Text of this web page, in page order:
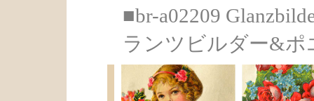
■br-a02209
ランツビルダー&ポ